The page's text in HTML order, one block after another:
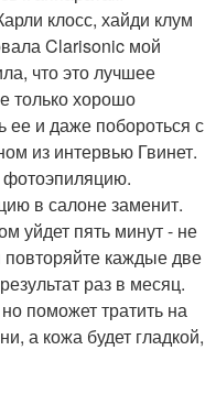
клосс, хайди клум
Clarisonic мой
что это лучшее
только хорошо
ее и даже побороться с
из интервью Гвинет.
в салоне заменит.
уйдет пять минут - не
каждые две
раз в месяц.
поможет тратить на
а кожа будет гладкой,